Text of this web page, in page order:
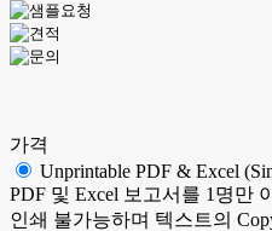
가격
Unprintable PDF & Excel
PDF 및 Excel 보고서를 1명만
인쇄 불가능하며 텍스트의